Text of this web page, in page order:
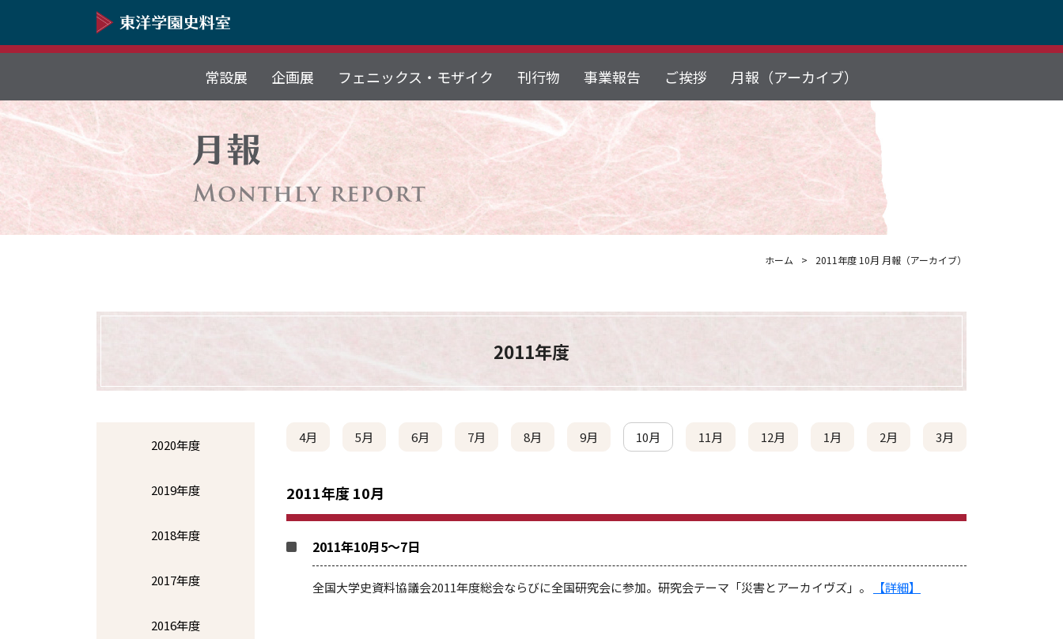
常設展 企画展 フェニックス・モザイク 刊行物 事業報告 ご挨拶 月報（アーカイブ）
ホーム 2011年度 10月 月報（アーカイブ）
2011年度
2020年度
2019年度
2018年度
2017年度
2016年度
4月 5月 6月 7月 8月 9月 10月 11月 12月 1月 2月 3月
2011年度 10月
2011年10月5～7日
全国大学史資料協議会2011年度総会ならびに全国研究会に参加。研究会テーマ「災害とアーカイヴズ」。 【詳細】